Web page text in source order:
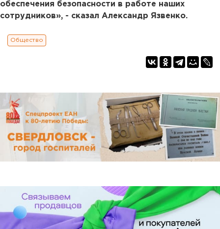
обеспечения безопасности в работе наших
сотрудников», - сказал Александр Язвенко.
Общество